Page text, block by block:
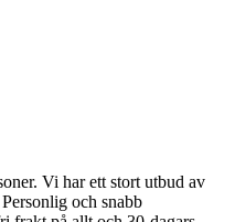
Vi har ett stort utbud av
och snabb